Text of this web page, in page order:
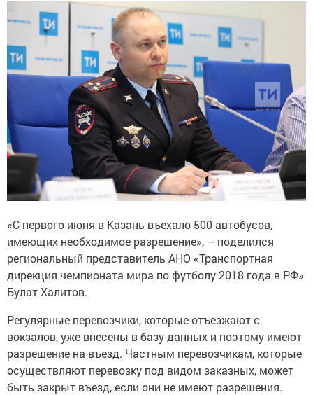
«С первого июня в Казань въехало 500 автобусов,
имеющих необходимое разрешение», – поделился
региональный представитель АНО «Транспортная
дирекция чемпионата мира по футболу 2018 года в РФ»
Булат Халитов.
Регулярные перевозчики, которые отъезжают с
вокзалов, уже внесены в базу данных и поэтому имеют
разрешение на въезд. Частным перевозчикам, которые
осуществляют перевозку под видом заказных, может
быть закрыт въезд, если они не имеют разрешения.